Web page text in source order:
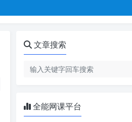
文章搜索
全能网课平台